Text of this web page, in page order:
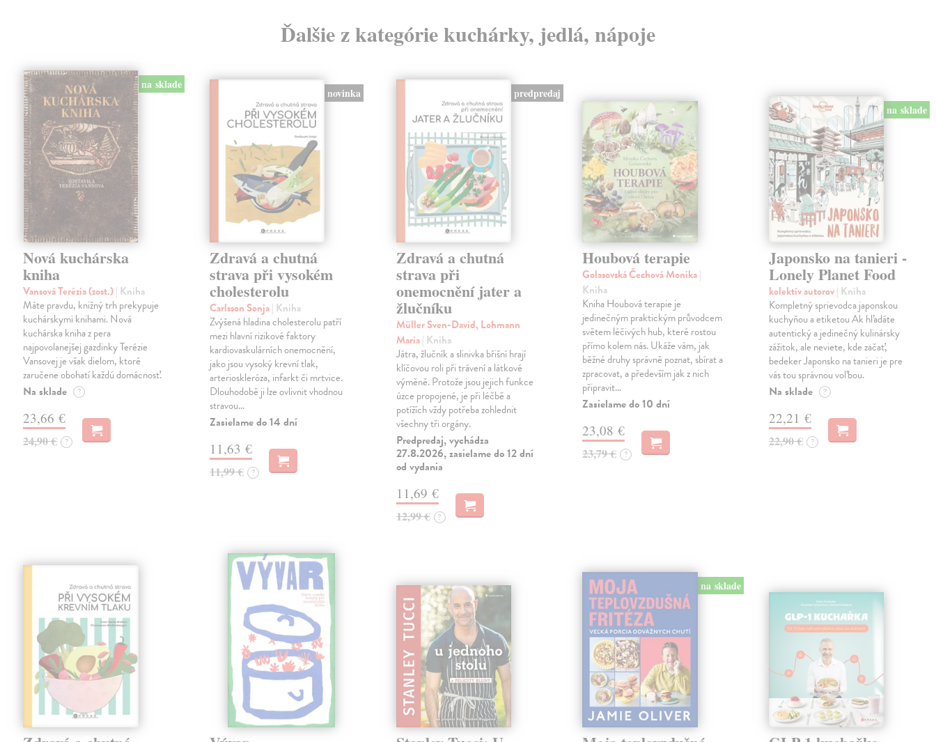
Ďalšie z kategórie kuchárky, jedlá, nápoje
na sklade
Nová kuchárska
kniha
Vansová Terézia (zost.)| Kniha
Máte pravdu, knižný trh prekypuje
kuchárskymi knihami. Nová
kuchárska kniha z pera
najpovolanejšej gazdinky Terézie
Vansovej je však dielom, ktoré
zaručene obohatí každú domácnosť.
Na sklade ?
23,66 €
24,90 € ?
novinka
Zdravá a chutná
strava při vysokém
cholesterolu
Carlsson Sonja| Kniha
Zvýšená hladina cholesterolu patří
mezi hlavní rizikové faktory
kardiovaskulárních onemocnění,
jako jsou vysoký krevní tlak,
arterioskleróza, infarkt či mrtvice.
Dlouhodobě ji lze ovlivnit vhodnou
stravou…
Zasielame do 14 dní
11,63 €
11,99 € ?
predpredaj
Zdravá a chutná
strava při
onemocnění jater a
žlučníku
Müller Sven-David, Lohmann
Maria| Kniha
Játra, žlučník a slinivka břišní hrají
klíčovou roli při trávení a látkové
výměně. Protože jsou jejich funkce
úzce propojené, je při léčbě a
potížích vždy potřeba zohlednit
všechny tři orgány.
Predpredaj, vychádza
27.8.2026, zasielame do 12 dní
od vydania
11,69 €
12,99 € ?
Houbová terapie
Golasovská Čechová Monika|
Kniha
Kniha Houbová terapie je
jedinečným praktickým průvodcem
světem léčivých hub, které rostou
přímo kolem nás. Ukáže vám, jak
běžné druhy správně poznat, sbírat a
zpracovat, a především jak z nich
připravit…
Zasielame do 10 dní
23,08 €
23,79 € ?
na sklade
Japonsko na tanieri -
Lonely Planet Food
kolektív autorov| Kniha
Kompletný sprievodca japonskou
kuchyňou a etiketou Ak hľadáte
autentický a jedinečný kulinársky
zážitok, ale neviete, kde začať,
bedeker Japonsko na tanieri je pre
vás tou správnou voľbou.
Na sklade ?
22,21 €
22,90 € ?
na sklade